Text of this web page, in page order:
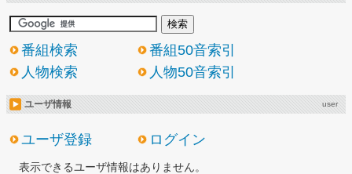
番組検索
番組50音索引
人物検索
人物50音索引
ユーザ情報 user
ユーザ登録 ログイン
表示できるユーザ情報はありません。